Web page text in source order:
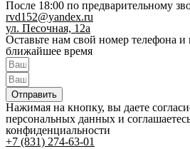
После 18:00 по предварительному
rvd152@yandex.ru
ул. Песочная, 12а
Оставьте нам свой номер телефона
ближайшее время
Отправить
Нажимая на кнопку, вы даете
персональных данных и
конфиденциальности
+7 (831) 274-63-01